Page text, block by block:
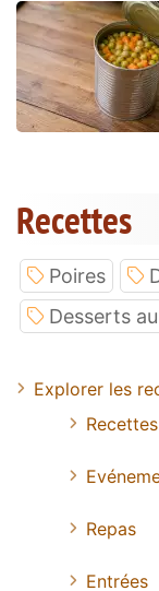
Recettes
Poires
Desserts
Explorer les
Repas
Entrées